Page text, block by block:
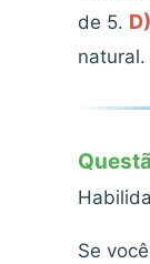
de 5. D)
natural.
Se